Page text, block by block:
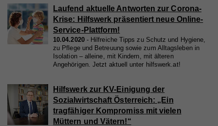
Laufend aktuelle Antworten zur Corona-
Krise: Hilfswerk präsentiert neue Online-
Service-Plattform!
10.04.2020
Hilfreiche Tipps zu Schutz und Hygiene,
zu Pflege und Betreuung sowie zum Alltagsleben in
Isolation – alleine, mit Kindern, mit älteren
Angehörigen. Jetzt aktuell unter hilfswerk.at!
Hilfswerk zur KV-Einigung der
Sozialwirtschaft Österreich: „Ein
tragfähiger Kompromiss mit vielen
Müttern und Vätern!“